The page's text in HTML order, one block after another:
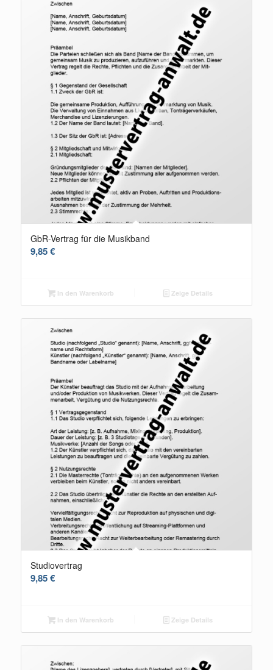
GbR-Vertrag für die Musikband
9,85€
In den Warenkorb Zeige Details
Studiovertrag
9,85€
In den Warenkorb Zeige Details